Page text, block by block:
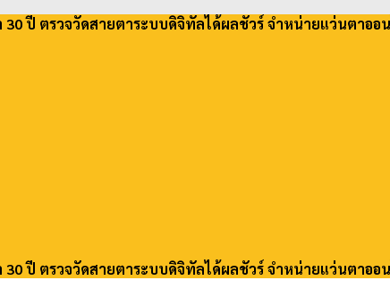
30 ปี ตรวจวัดสายตาระบบดิจิทัลได้ผลชัวร์ จำหน่ายแว่นตาอ
30 ปี ตรวจวัดสายตาระบบดิจิทัลได้ผลชัวร์ จำหน่ายแว่นตาอ